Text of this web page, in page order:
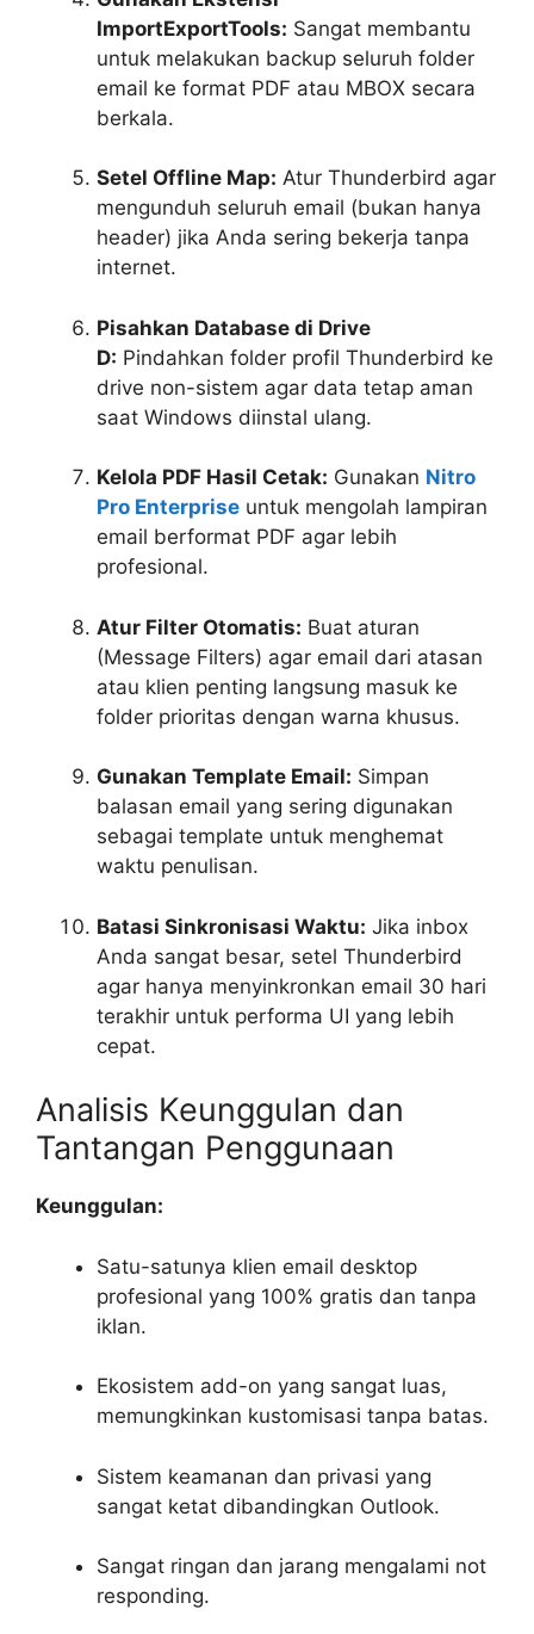
ImportExportTools: Sangat membantu
untuk melakukan backup seluruh folder
email ke format PDF atau MBOX secara
berkala.
Setel Offline Map: Atur Thunderbird agar
mengunduh seluruh email (bukan hanya
header) jika Anda sering bekerja tanpa
internet.
Pisahkan Database di Drive
D: Pindahkan folder profil Thunderbird ke
drive non-sistem agar data tetap aman
saat Windows diinstal ulang.
Kelola PDF Hasil Cetak: Gunakan Nitro
Pro Enterprise untuk mengolah lampiran
email berformat PDF agar lebih
profesional.
Atur Filter Otomatis: Buat aturan
(Message Filters) agar email dari atasan
atau klien penting langsung masuk ke
folder prioritas dengan warna khusus.
Gunakan Template Email: Simpan
balasan email yang sering digunakan
sebagai template untuk menghemat
waktu penulisan.
Batasi Sinkronisasi Waktu: Jika inbox
Anda sangat besar, setel Thunderbird
agar hanya menyinkronkan email 30 hari
terakhir untuk performa UI yang lebih
cepat.
Analisis Keunggulan dan
Tantangan Penggunaan
Keunggulan:
Satu-satunya klien email desktop
profesional yang 100% gratis dan tanpa
iklan.
Ekosistem add-on yang sangat luas,
memungkinkan kustomisasi tanpa batas.
Sistem keamanan dan privasi yang
sangat ketat dibandingkan Outlook.
Sangat ringan dan jarang mengalami not
responding.